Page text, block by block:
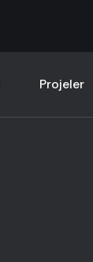
Projeler